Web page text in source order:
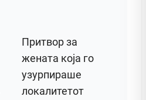
Притвор за
жената која го
узурпираше
локалитетот